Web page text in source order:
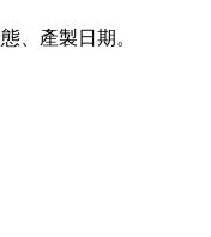
、產製日期。